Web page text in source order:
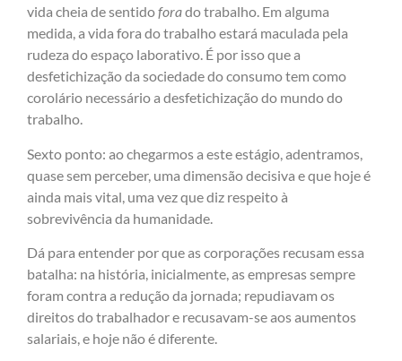
vida cheia de sentidoforado trabalho. Em alguma
medida, a vida fora do trabalho estará maculada pela
rudeza do espaço laborativo. É por isso que a
desfetichização da sociedade do consumo tem como
corolário necessário a desfetichização do mundo do
trabalho.
Sexto ponto: ao chegarmos a este estágio, adentramos,
quase sem perceber, uma dimensão decisiva e que hoje é
ainda mais vital, uma vez que diz respeito à
sobrevivência da humanidade.
Dá para entender por que as corporações recusam essa
batalha: na história, inicialmente, as empresas sempre
foram contra a redução da jornada; repudiavam os
direitos do trabalhador e recusavam-se aos aumentos
salariais, e hoje não é diferente.